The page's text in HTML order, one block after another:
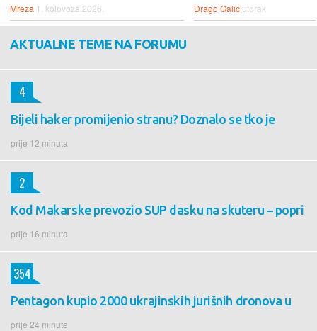
Mreža 1. kolovoza 2026. Drago Galić utorak
AKTUALNE TEME NA FORUMU
Bijeli haker promijenio stranu? Doznalo se tko je
prije 12 minuta
4
Kod Makarske prevozio SUP dasku na skuteru – popri
prije 16 minuta
2
Pentagon kupio 2000 ukrajinskih jurišnih dronova u
prije 24 minute
354